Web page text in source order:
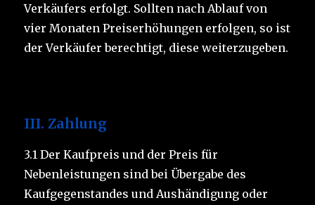
Verkäufers erfolgt. Sollten nach Ablauf von
vier Monaten Preiserhöhungen erfolgen, so ist
der Verkäufer berechtigt, diese weiterzugeben.
III. Zahlung
3.1 Der Kaufpreis und der Preis für
Nebenleistungen sind bei Übergabe des
Kaufgegenstandes und Aushändigung oder